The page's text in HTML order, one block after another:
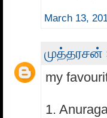
March 13,
முத்தரசன்
my
1.